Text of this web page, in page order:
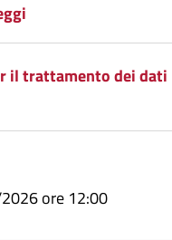
il trattamento dei dati
ore 12:00